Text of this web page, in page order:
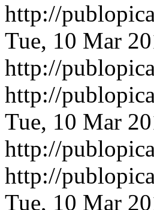
http://
Tue, 10 Mar
http://
http://
Tue, 10 Mar
http://
http://
Tue, 10 Mar